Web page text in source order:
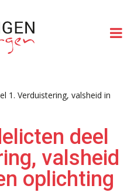
1. Verduistering, valsheid in
deel
valsheid
oplichting